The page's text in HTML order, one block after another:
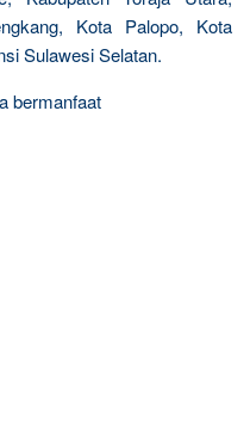
Kota Palopo, Kota
Sulawesi Selatan.
bermanfaat